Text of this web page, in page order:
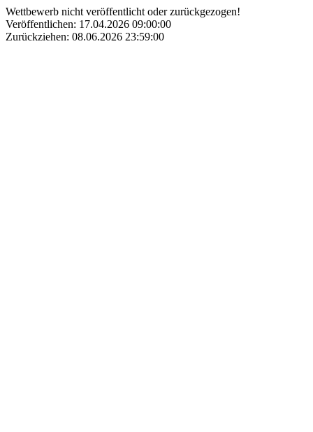
Wettbewerb nicht veröffentlicht oder zurückgezogen!
Veröffentlichen: 17.04.2026 09:00:00
Zurückziehen: 08.06.2026 23:59:00